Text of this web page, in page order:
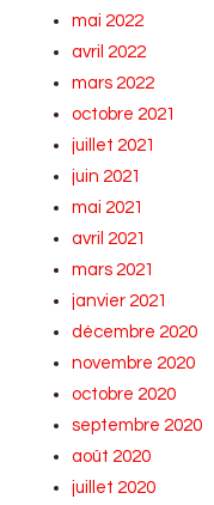
mai 2022
avril 2022
mars 2022
octobre 2021
juillet 2021
juin 2021
mai 2021
avril 2021
mars 2021
janvier 2021
décembre 2020
novembre 2020
octobre 2020
septembre 2020
août 2020
juillet 2020